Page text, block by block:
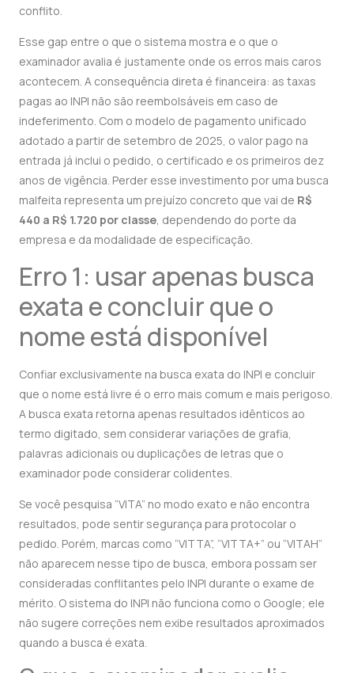
conflito.
Esse gap entre o que o sistema mostra e o que o
examinador avalia é justamente onde os erros mais caros
acontecem. A consequência direta é financeira: as taxas
pagas ao INPI não são reembolsáveis em caso de
indeferimento. Com o modelo de pagamento unificado
adotado a partir de setembro de 2025, o valor pago na
entrada já inclui o pedido, o certificado e os primeiros dez
anos de vigência. Perder esse investimento por uma busca
malfeita representa um prejuízo concreto que vai de R$
440 a R$ 1.720 por classe, dependendo do porte da
empresa e da modalidade de especificação.
Erro 1: usar apenas busca
exata e concluir que o
nome está disponível
Confiar exclusivamente na busca exata do INPI e concluir
que o nome está livre é o erro mais comum e mais perigoso.
A busca exata retorna apenas resultados idênticos ao
termo digitado, sem considerar variações de grafia,
palavras adicionais ou duplicações de letras que o
examinador pode considerar colidentes.
Se você pesquisa “VITA” no modo exato e não encontra
resultados, pode sentir segurança para protocolar o
pedido. Porém, marcas como “VITTA”, “VITTA+” ou “VITAH”
não aparecem nesse tipo de busca, embora possam ser
consideradas conflitantes pelo INPI durante o exame de
mérito. O sistema do INPI não funciona como o Google; ele
não sugere correções nem exibe resultados aproximados
quando a busca é exata.